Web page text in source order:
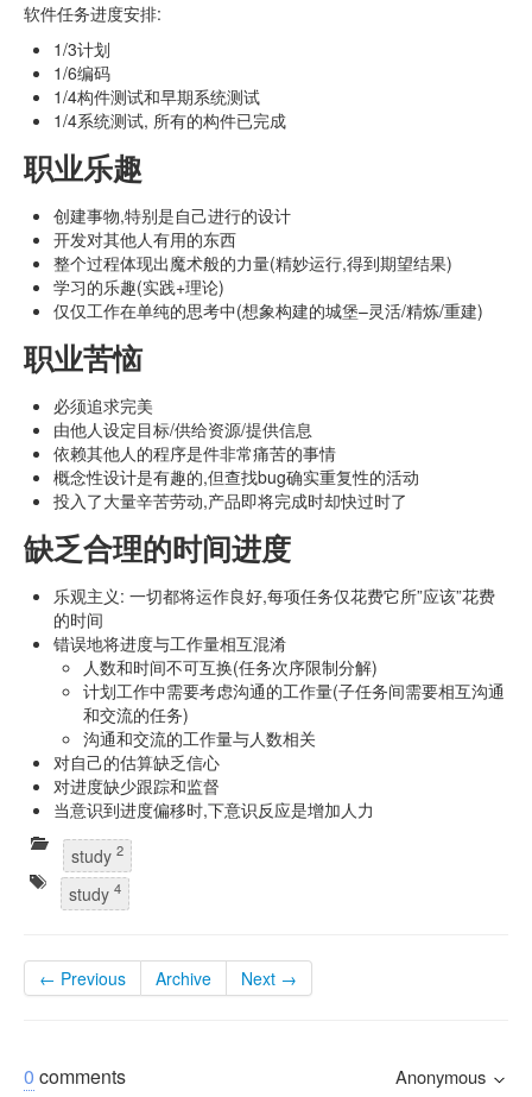
软件任务进度安排:
1/3计划
1/6编码
1/4构件测试和早期系统测试
1/4系统测试, 所有的构件已完成
职业乐趣
创建事物,特别是自己进行的设计
开发对其他人有用的东西
整个过程体现出魔术般的力量(精妙运行,得到期望结果)
学习的乐趣(实践+理论)
仅仅工作在单纯的思考中(想象构建的城堡–灵活/精炼/重建)
职业苦恼
必须追求完美
由他人设定目标/供给资源/提供信息
依赖其他人的程序是件非常痛苦的事情
概念性设计是有趣的,但查找bug确实重复性的活动
投入了大量辛苦劳动,产品即将完成时却快过时了
缺乏合理的时间进度
乐观主义: 一切都将运作良好,每项任务仅花费它所”应该”花费
的时间
错误地将进度与工作量相互混淆
人数和时间不可互换(任务次序限制分解)
计划工作中需要考虑沟通的工作量(子任务间需要相互沟通
和交流的任务)
沟通和交流的工作量与人数相关
对自己的估算缺乏信心
对进度缺少跟踪和监督
当意识到进度偏移时,下意识反应是增加人力
study 2
study 4
← Previous Archive Next →
0 comments Anonymous